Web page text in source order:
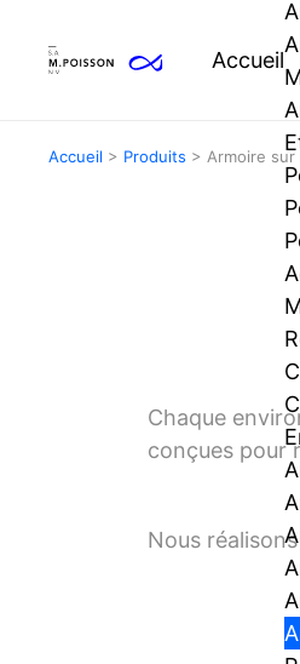
Accueil
Accueil > Produits > Armoire sur
Chaque
conçues pour
Nous